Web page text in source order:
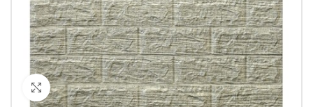
Кликнете за уголемяване